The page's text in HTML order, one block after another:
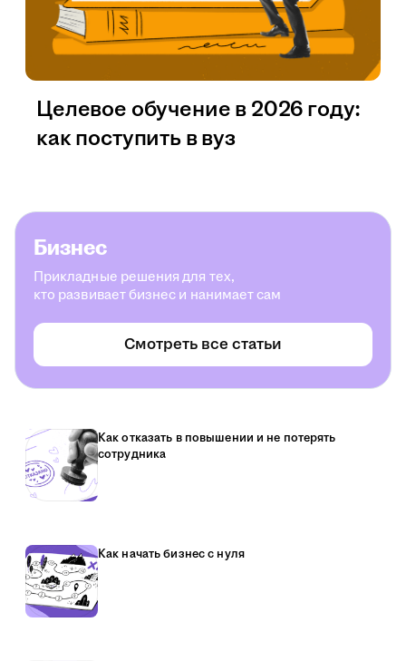
Целевое обучение в 2026 году:
как поступить в вуз
Бизнес
Прикладные решения для тех,
кто развивает бизнес и нанимает сам
Смотреть все статьи
Как отказать в повышении и не потерять
сотрудника
Как начать бизнес с нуля